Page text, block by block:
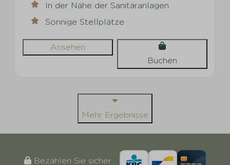
In der Nähe der Sanitäranlagen
Sonnige Stellplätze
Ansehen
Buchen
Mehr Ergebnisse
Bezahlen Sie sicher